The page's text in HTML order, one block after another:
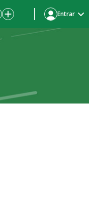
Entrar